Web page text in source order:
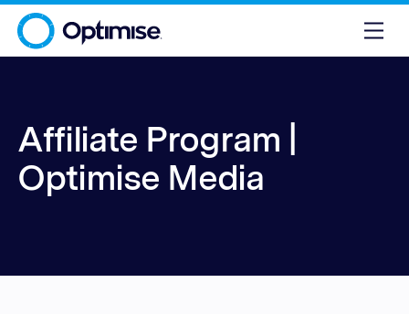
Affiliate Program |
Optimise Media